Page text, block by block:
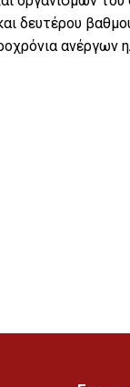
δευτέρου
ανέργων